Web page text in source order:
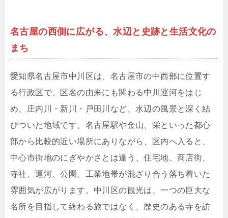
名古屋の西側に広がる、水辺と史跡と生活文化の
まち
愛知県名古屋市中川区は、名古屋市の中西部に位置す
る行政区で、区名の由来にも関わる中川運河をはじ
め、庄内川・新川・戸田川など、水辺の風景と深く結
びついた地域です。名古屋駅や金山、栄といった都心
部から比較的近い場所にありながら、区内へ入ると、
中心市街地のにぎやかさとは違う、住宅地、商店街、
寺社、運河、公園、工業地帯が混ざり合う落ち着いた
雰囲気が広がります。中川区の観光は、一つの巨大な
名所を目指して終わる旅ではなく、歴史のある寺を訪